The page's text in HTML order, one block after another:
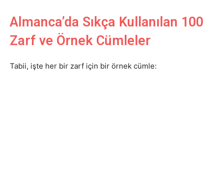
Almanca’da Sıkça Kullanılan 100
Zarf ve Örnek Cümleler
Tabii, işte her bir zarf için bir örnek cümle: